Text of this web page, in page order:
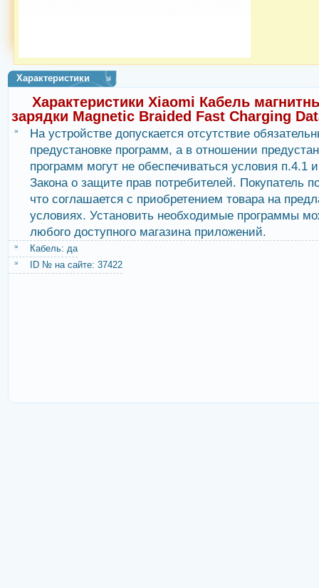
Характеристики
Характеристики Xiaomi Кабель
зарядки Magnetic Braided Fast Charging
На устройстве допускается отсутствие
предустановке программ, а в отношении
программ могут не обеспечиваться условия п.4.1
Закона о защите прав потребителей. Покупатель
что соглашается с приобретением товара на
условиях. Установить необходимые программы
любого доступного магазина приложений.
Кабель: да
ID № на сайте: 37422